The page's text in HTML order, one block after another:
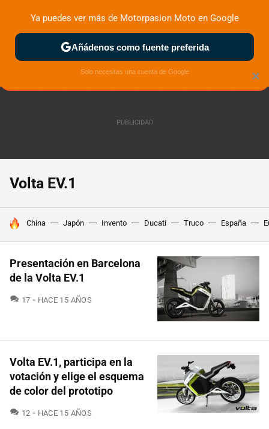
ZONA DE PRUEBAS DEPORTIVAS MOTOS ELÉCTRICAS
Volta EV.1
HOY SE HABLA DE
China Japón Invento Ducati Truco España
Presentación en Barcelona
de la Volta EV.1
17 COMENTARIOS
HACE 15 AÑOS
Volta EV.1, participa en la
votación y elige el esquema
de color del prototipo
12 COMENTARIOS
HACE 15 AÑOS
×
Ya puedes ver más de Motorpasion Moto en Google
Añádenos como fuente preferida
Solo necesitas una cuenta de Google